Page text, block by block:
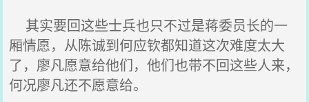
其实要回这些士兵也只不过是蒋委员长的一
厢情愿，从陈诚到何应钦都知道这次难度太大
了，廖凡愿意给他们，他们也带不回这些人来，
何况廖凡还不愿意给。